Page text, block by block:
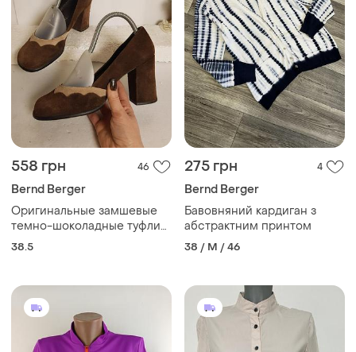
558 грн 46
Bernd Berger
Оригинальные замшевые
темно-шоколадные туфли
на широких каблуках с
38.5
275 грн 4
Bernd Berger
Бавовняний кардиган з
абстрактним принтом
38 / M / 46